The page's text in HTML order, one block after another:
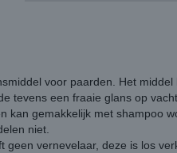
voor paarden. Het middel
tevens een fraaie glans op
kan gemakkelijk met shampoo
niet.
geen vernevelaar, deze is los